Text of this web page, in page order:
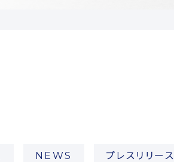
NEWS プレスリリース